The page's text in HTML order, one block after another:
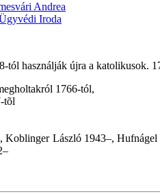
Andrea
Iroda
tól használják újra a
1766-tól,
tõl
Koblinger László 1943–,